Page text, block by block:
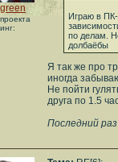
Играю в ПК-
по делам.
долбаёбы
Я так же про
иногда
Не пойти
друга по 1.5
Последний